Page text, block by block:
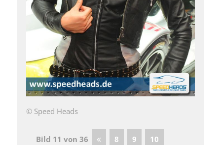
© Speed Heads
Bild 11 von 36 8 9 10